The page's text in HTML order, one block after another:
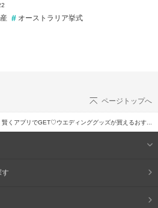
オーストラリア挙式
ページトップへ
賢くアプリでGET♡ウエディンググッズが買えるおす...
す